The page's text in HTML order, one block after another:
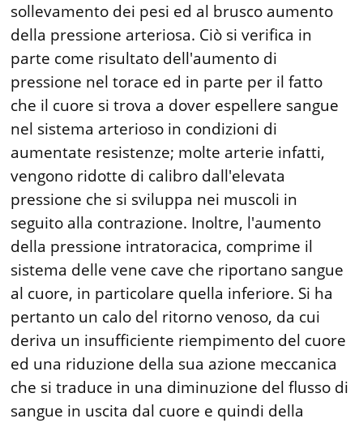
sollevamento dei pesi ed al brusco aumento
della pressione arteriosa. Ciò si verifica in
parte come risultato dell'aumento di
pressione nel torace ed in parte per il fatto
che il cuore si trova a dover espellere sangue
nel sistema arterioso in condizioni di
aumentate resistenze; molte arterie infatti,
vengono ridotte di calibro dall'elevata
pressione che si sviluppa nei muscoli in
seguito alla contrazione. Inoltre, l'aumento
della pressione intratoracica, comprime il
sistema delle vene cave che riportano sangue
al cuore, in particolare quella inferiore. Si ha
pertanto un calo del ritorno venoso, da cui
deriva un insufficiente riempimento del cuore
ed una riduzione della sua azione meccanica
che si traduce in una diminuzione del flusso di
sangue in uscita dal cuore e quindi della